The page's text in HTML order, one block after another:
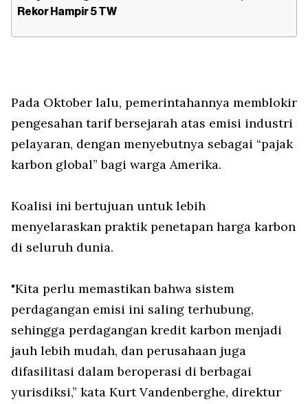
Rekor Hampir 5 TW
Pada Oktober lalu, pemerintahannya memblokir
pengesahan tarif bersejarah atas emisi industri
pelayaran, dengan menyebutnya sebagai “pajak
karbon global” bagi warga Amerika.
Koalisi ini bertujuan untuk lebih
menyelaraskan praktik penetapan harga karbon
di seluruh dunia.
"Kita perlu memastikan bahwa sistem
perdagangan emisi ini saling terhubung,
sehingga perdagangan kredit karbon menjadi
jauh lebih mudah, dan perusahaan juga
difasilitasi dalam beroperasi di berbagai
yurisdiksi,” kata Kurt Vandenberghe, direktur